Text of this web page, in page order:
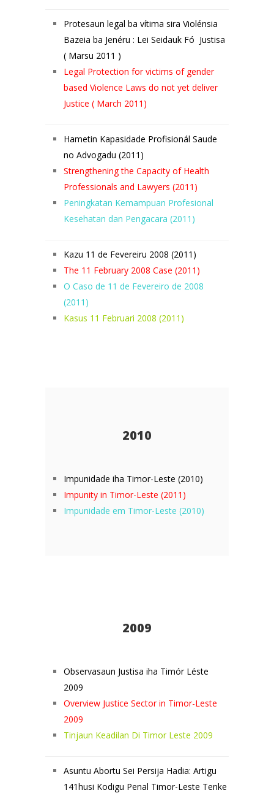
Protesaun legal ba vítima sira Violénsia
Bazeia ba Jenéru : Lei Seidauk Fó Justisa
( Marsu 2011 )
Legal Protection for victims of gender
based Violence Laws do not yet deliver
Justice ( March 2011)
Hametin Kapasidade Profisionál Saude
no Advogadu (2011)
Strengthening the Capacity of Health
Professionals and Lawyers (2011)
Peningkatan Kemampuan Profesional
Kesehatan dan Pengacara (2011)
Kazu 11 de Fevereiru 2008 (2011)
The 11 February 2008 Case (2011)
O Caso de 11 de Fevereiro de 2008
(2011)
Kasus 11 Februari 2008 (2011)
2010
Impunidade iha Timor-Leste (2010)
Impunity in Timor-Leste (2011)
Impunidade em Timor-Leste (2010)
2009
Observasaun Justisa iha Timór Léste
2009
Overview Justice Sector in Timor-Leste
2009
Tinjaun Keadilan Di Timor Leste 2009
Asuntu Abortu Sei Persija Hadia: Artigu
141husi Kodigu Penal Timor-Leste Tenke